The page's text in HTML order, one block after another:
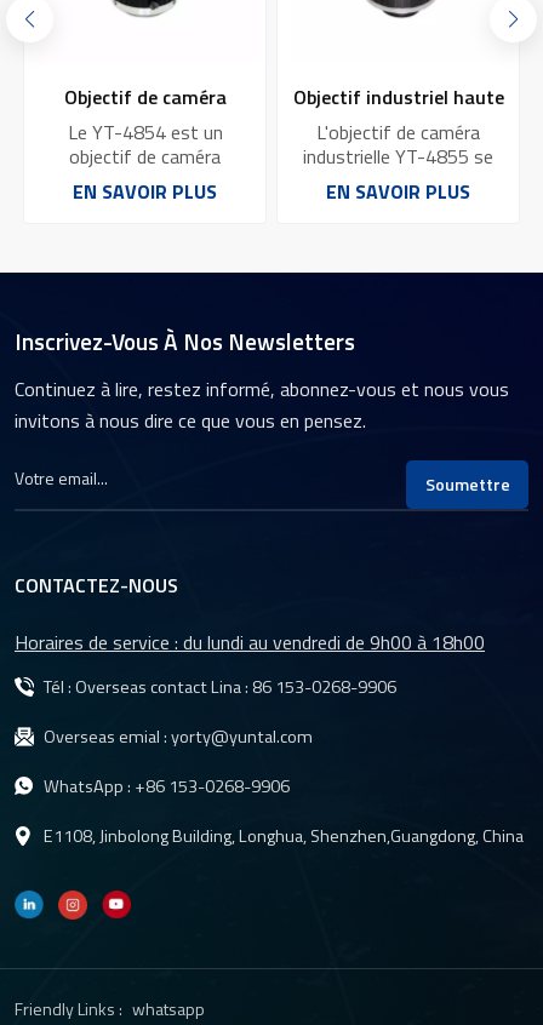
Objectif de caméra
industriel haute
performance YT-4854
avec capteur 5 MP
Le YT-4854 est un
objectif de caméra
industriel hautes
performances qui offre
de qualité
4854 offre une excellente
résolution et une
pour une large gamme
d'applications industrielles,
industrielle, le contrôle
l'inspection de la qualité.
EN SAVOIR PLUS
Objectif industriel haute
résolution 10 MP à
monture C YT-4855 :
excellente qualité
L'objectif de caméra
industrielle YT-4855 se
caractérise par sa haute
résolution de 10
optique avancée et des
possède une large gamme
EN SAVOIR PLUS
Inscrivez-Vous À Nos Newsletters
Continuez à lire, restez informé, abonnez-vous et nous vous
invitons à nous dire ce que vous en pensez.
Soumettre
CONTACTEZ-NOUS
Horaires de service : du lundi au vendredi de 9h00 à 18h00
Tél : Overseas contact Lina :86 153-0268-9906
Overseas emial :yorty@yuntal.com
WhatsApp : +86 153-0268-9906
E1108, Jinbolong Building, Longhua, Shenzhen,Guangdong, China
Friendly Links : whatsapp